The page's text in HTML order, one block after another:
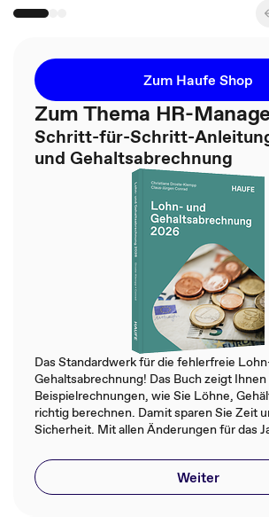
Zum Haufe Shop
Zum Thema HR-
Schritt-für-Schritt-
und Gehaltsabrechnung
Das Standardwerk für die fehlerfreie
Gehaltsabrechnung! Das Buch zeigt
Beispielrechnungen, wie Sie Löhne,
richtig berechnen. Damit sparen Sie Zeit
Sicherheit. Mit allen Änderungen für das
Weiter